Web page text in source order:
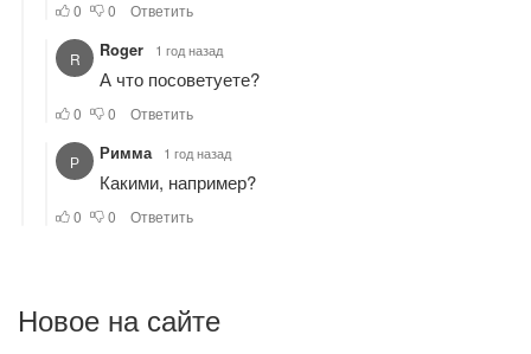
Новое на сайте